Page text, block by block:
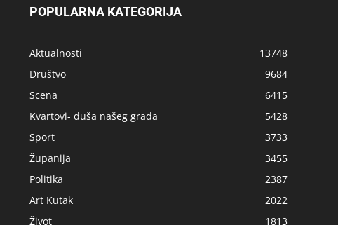
POPULARNA KATEGORIJA
Aktualnosti
13748
Društvo
9684
Scena
6415
Kvartovi- duša našeg grada
5428
Sport
3733
Županija
3455
Politika
2387
Art Kutak
2022
Život
1813